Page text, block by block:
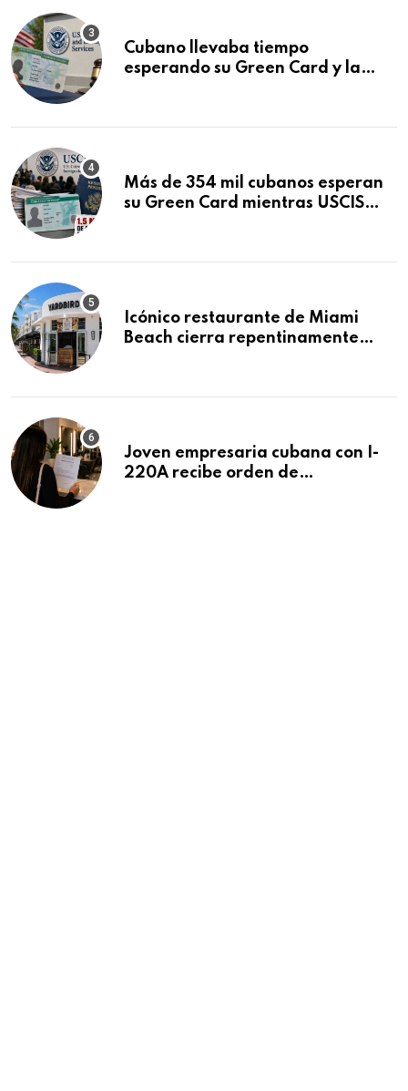
Cubano llevaba tiempo
esperando su Green Card y la
Más de 354 mil cubanos esperan
su Green Card mientras USCIS
Icónico restaurante de Miami
Beach cierra repentinamente
Joven empresaria cubana con I-
220A recibe orden de